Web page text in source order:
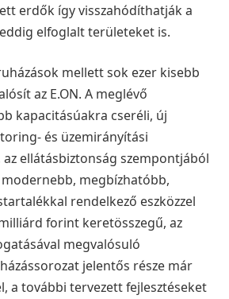
erdők így visszahódíthatják a
elfoglalt területeket is.
mellett sok ezer kisebb
az E.ON. A meglévő
kapacitásúakra cseréli, új
és üzemirányítási
ellátásbiztonság szempontjából
megbízhatóbb,
rendelkező eszközzel
forint keretösszegű, az
megvalósuló
jelentős része már
a további tervezett fejlesztéseket